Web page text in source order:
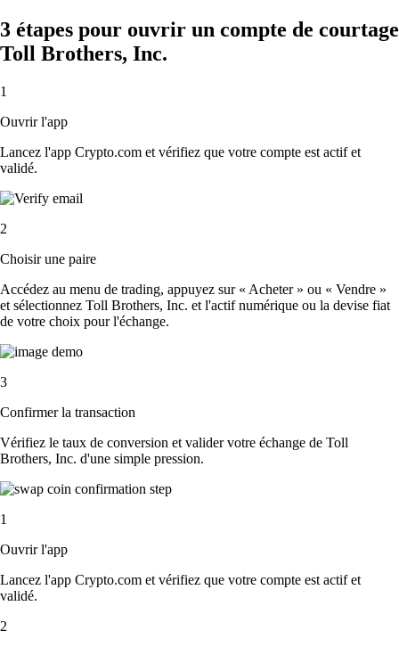
3 étapes pour ouvrir un compte de courtage
Toll Brothers, Inc.
1
Ouvrir l'app
Lancez l'app Crypto.com et vérifiez que votre compte est actif et
validé.
2
Choisir une paire
Accédez au menu de trading, appuyez sur « Acheter » ou « Vendre »
et sélectionnez Toll Brothers, Inc. et l'actif numérique ou la devise fiat
de votre choix pour l'échange.
3
Confirmer la transaction
Vérifiez le taux de conversion et valider votre échange de Toll
Brothers, Inc. d'une simple pression.
1
Ouvrir l'app
Lancez l'app Crypto.com et vérifiez que votre compte est actif et
validé.
2